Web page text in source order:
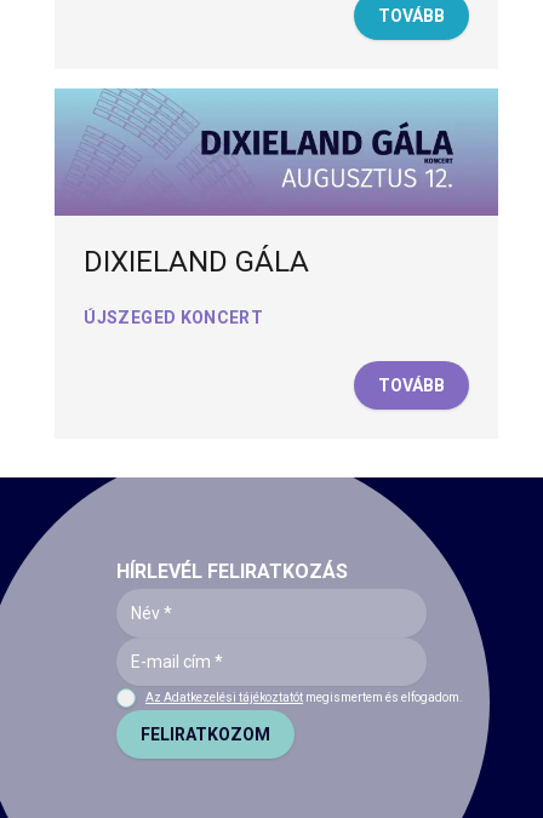
TOVÁBB
DIXIELAND GÁLA
ÚJSZEGED KONCERT
TOVÁBB
HÍRLEVÉL FELIRATKOZÁS
Az Adatkezelési tájékoztatót megismertem és elfogadom.
FELIRATKOZOM